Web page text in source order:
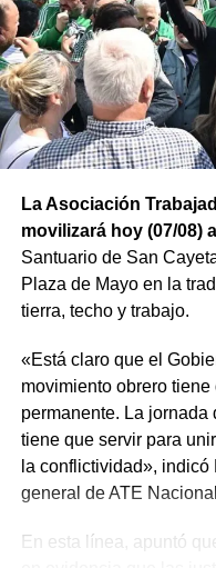
La Asociación
movilizará hoy (07/08)
Santuario de San
Plaza de Mayo en la
tierra, techo y trabajo.
«Está claro que el
movimiento obrero
permanente. La jornada
tiene que servir para
la conflictividad»,
general de ATE
En esta línea, apuntó